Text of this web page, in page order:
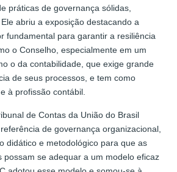
práticas de governança sólidas,
abriu a exposição destacando a
fundamental para garantir a resiliência
o Conselho, especialmente em um
o da contabilidade, que exige grande
de seus processos, e tem como
à profissão contábil.
de Contas da União do Brasil
de governança organizacional,
didático e metodológico para que as
possam se adequar a um modelo eficaz